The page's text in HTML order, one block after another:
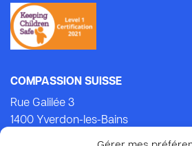
COMPASSION SUISSE
Rue Galilée 3
1400 Yverdon-les-Bains